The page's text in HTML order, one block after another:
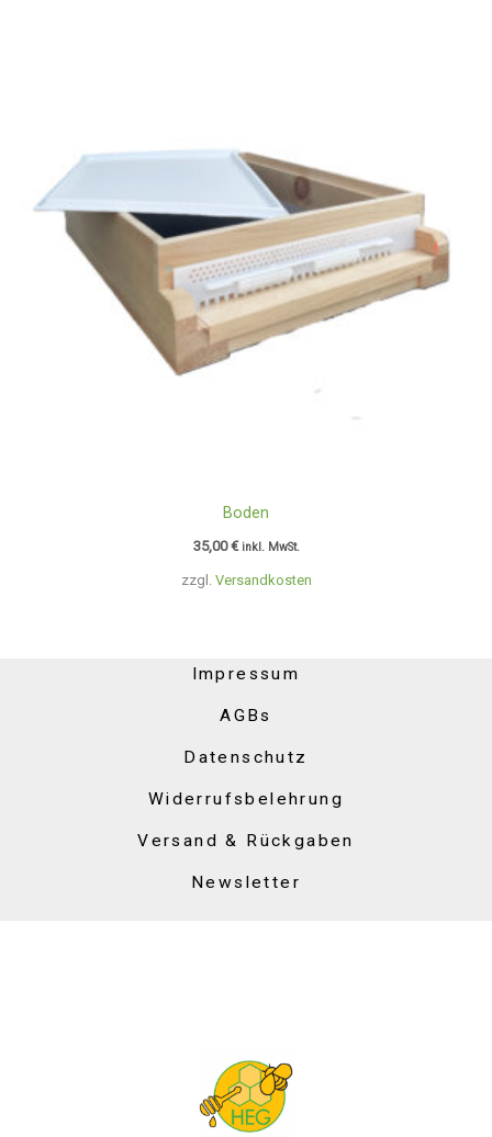
zzgl. Versandkosten
Boden
35,00€ inkl. MwSt.
Impressum
AGBs
Datenschutz
Widerrufsbelehrung
Versand & Rückgaben
Newsletter